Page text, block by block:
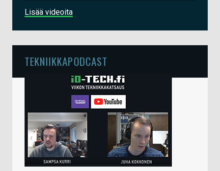
Lisää videoita
TEKNIIKKAPODCAST